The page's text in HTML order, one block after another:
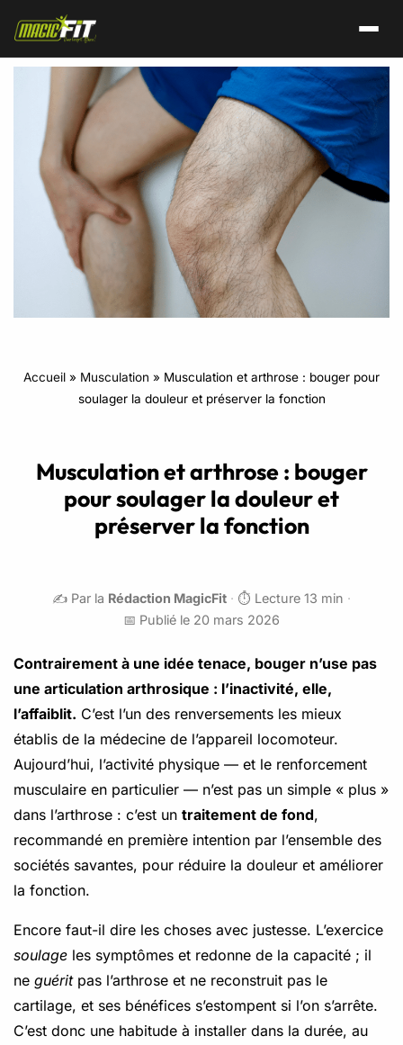
Accueil » Musculation » Musculation et arthrose : bouger pour
soulager la douleur et préserver la fonction
Musculation et arthrose : bouger
pour soulager la douleur et
préserver la fonction
✍️ Par la Rédaction MagicFit · ⏱️ Lecture 13 min ·
📅 Publié le 20 mars 2026
Contrairement à une idée tenace, bouger n’use pas
une articulation arthrosique : l’inactivité, elle,
l’affaiblit. C’est l’un des renversements les mieux
établis de la médecine de l’appareil locomoteur.
Aujourd’hui, l’activité physique — et le renforcement
musculaire en particulier — n’est pas un simple « plus »
dans l’arthrose : c’est un traitement de fond,
recommandé en première intention par l’ensemble des
sociétés savantes, pour réduire la douleur et améliorer
la fonction.
Encore faut-il dire les choses avec justesse. L’exercice
soulage les symptômes et redonne de la capacité ; il
ne guéritpas l’arthrose et ne reconstruit pas le
cartilage, et ses bénéfices s’estompent si l’on s’arrête.
C’est donc une habitude à installer dans la durée, au